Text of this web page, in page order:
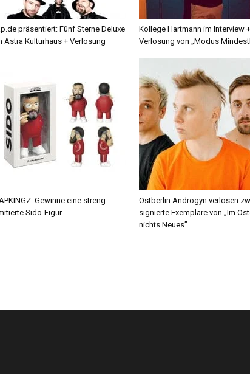
präsentiert: Fünf Sterne Deluxe
Astra Kulturhaus + Verlosung
Kollege Hartmann im Interview
Verlosung von „Modus
Gewinne eine streng
Sido-Figur
Ostberlin Androgyn verlosen
signierte Exemplare von „Im
nichts Neues”